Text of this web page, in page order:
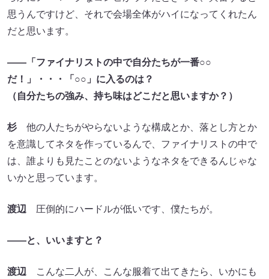
思うんですけど、それで会場全体がハイになってくれたん
だと思います。
――「ファイナリストの中で自分たちが一番○○
だ！」・・・「○○」に入るのは？
（自分たちの強み、持ち味はどこだと思いますか？）
杉 他の人たちがやらないような構成とか、落とし方とか
を意識してネタを作っているんで、ファイナリストの中で
は、誰よりも見たことのないようなネタをできるんじゃな
いかと思っています。
渡辺 圧倒的にハードルが低いです、僕たちが。
――と、いいますと？
渡辺 こんな二人が、こんな服着て出てきたら、いかにも